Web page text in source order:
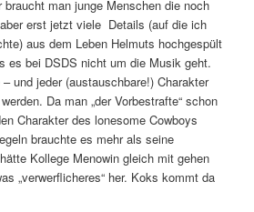
man junge Menschen die noch
erst jetzt viele Details (auf die ich
aus dem Leben Helmuts hochgespült
es bei DSDS nicht um die Musik geht.
und jeder (austauschbare!) Charakter
Da man „der Vorbestrafte“ schon
Charakter des lonesome Cowboys
brauchte es mehr als seine
Kollege Menowin gleich mit gehen
„verwerflicheres“ her. Koks kommt da